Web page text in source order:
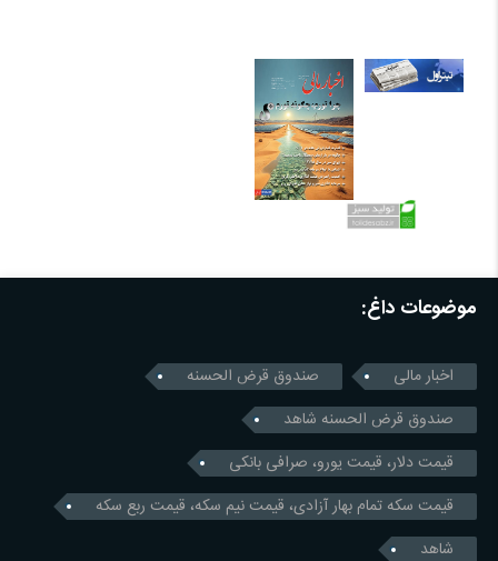
موضوعات داغ:
اخبار مالی
صندوق قرض الحسنه
صندوق قرض الحسنه شاهد
قیمت دلار، قیمت یورو، صرافی بانکی
قیمت سکه تمام بهار آزادی، قیمت نیم سکه، قیمت ربع سکه
شاهد